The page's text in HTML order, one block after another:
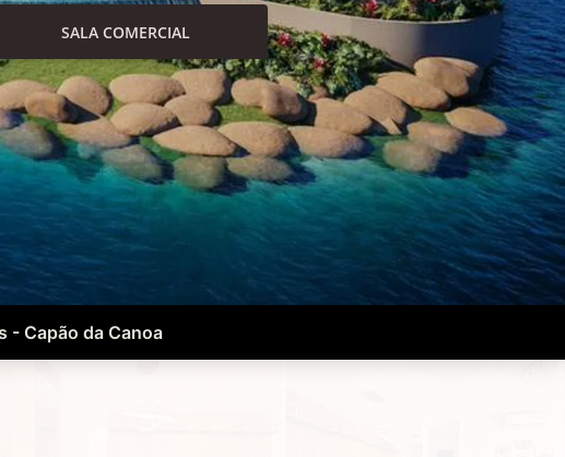
SALA COMERCIAL
- Capão da Canoa